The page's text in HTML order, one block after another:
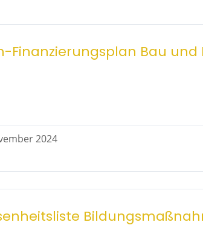
Finanzierungsplan Bau und
2024